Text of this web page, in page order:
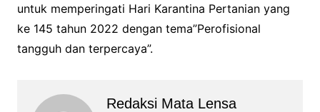
untuk memperingati Hari Karantina Pertanian yang
ke 145 tahun 2022 dengan tema”Perofisional
tangguh dan terpercaya”.
Redaksi Mata Lensa